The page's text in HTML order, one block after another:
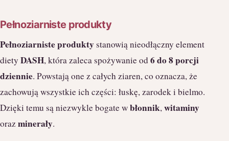
Pełnoziarniste produkty
Pełnoziarniste produkty stanowią nieodłączny element
diety DASH, która zaleca spożywanie od6 do 8 porcji
dziennie. Powstają one z całych ziaren, co oznacza, że
zachowują wszystkie ich części: łuskę, zarodek i bielmo.
Dzięki temu są niezwykle bogate wbłonnik,witaminy
orazminerały.